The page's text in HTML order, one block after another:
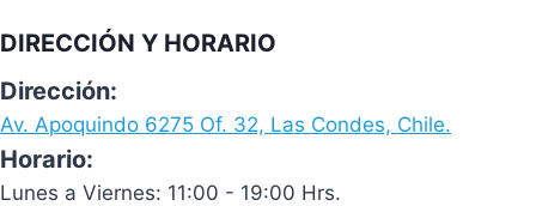
DIRECCIÓN Y HORARIO
Dirección:
Av. Apoquindo 6275 Of. 32, Las Condes, Chile.
Horario:
Lunes a Viernes: 11:00 - 19:00 Hrs.